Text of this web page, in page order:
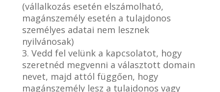
(vállalkozás esetén elszámolható,
magánszemély esetén a tulajdonos
személyes adatai nem lesznek
nyilvánosak)
3. Vedd fel velünk a kapcsolatot, hogy
szeretnéd megvenni a választott domain
nevet, majd attól függően, hogy
magánszemély lesz a tulajdonos vagy